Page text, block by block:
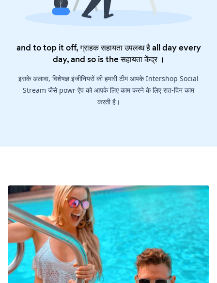
and to top it off, ग्राहक सहायता उपलब्ध है all day every
day, and so is theसहायता केंद्र।
इसके अलावा, विशेषज्ञ इंजीनियरों की हमारी टीम आपके Intershop Social
Stream जैसे powr ऐप को आपके लिए काम करने के लिए रात-दिन काम
करती है।